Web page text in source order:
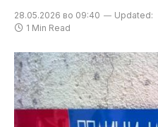
28.05.2026 во 09:40 Updated:
1 Min Read